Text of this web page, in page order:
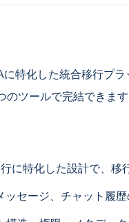
特化した統合移行プ
ツールで完結できます
に特化した設計で、移
ッセージ、チャット履